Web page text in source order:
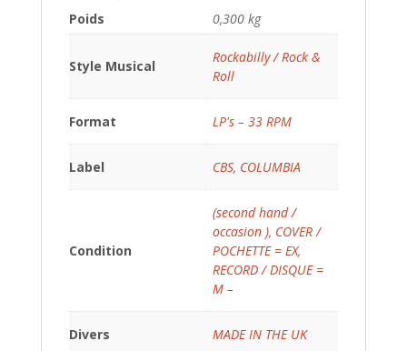
Poids 0,300 kg
Style Musical
Rockabilly / Rock &
Roll
Format LP's – 33 RPM
Label CBS, COLUMBIA
Condition
(second hand /
occasion ), COVER /
POCHETTE = EX,
RECORD / DISQUE =
M –
Divers MADE IN THE UK